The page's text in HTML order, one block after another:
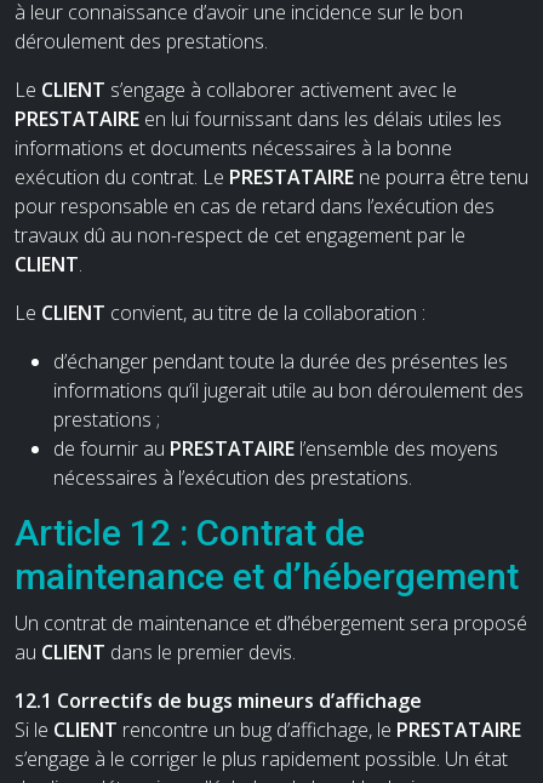
à leur connaissance d’avoir une incidence sur le bon
déroulement des prestations.
Le CLIENT s’engage à collaborer activement avec le
PRESTATAIRE en lui fournissant dans les délais utiles les
informations et documents nécessaires à la bonne
exécution du contrat. Le PRESTATAIRE ne pourra être tenu
pour responsable en cas de retard dans l’exécution des
travaux dû au non-respect de cet engagement par le
CLIENT.
Le CLIENT convient, au titre de la collaboration :
d’échanger pendant toute la durée des présentes les
informations qu’il jugerait utile au bon déroulement des
prestations ;
de fournir au PRESTATAIRE l’ensemble des moyens
nécessaires à l’exécution des prestations.
Article 12 : Contrat de
maintenance et d’hébergement
Un contrat de maintenance et d’hébergement sera proposé
au CLIENT dans le premier devis.
12.1 Correctifs de bugs mineurs d’affichage
Si le CLIENT rencontre un bug d’affichage, le PRESTATAIRE
s’engage à le corriger le plus rapidement possible. Un état